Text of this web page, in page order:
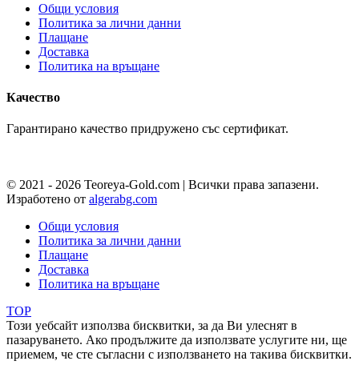
Общи условия
Политика за лични данни
Плащане
Доставка
Политика на връщане
Качество
Гарантирано качество придружено със сертификат.
© 2021 - 2026 Teoreya-Gold.com | Всички права запазени.
Изработено от algerabg.com
Общи условия
Политика за лични данни
Плащане
Доставка
Политика на връщане
TOP
Този уебсайт използва бисквитки, за да Ви улеснят в
пазаруването. Ако продължите да използвате услугите ни, ще
приемем, че сте съгласни с използването на такива бисквитки.